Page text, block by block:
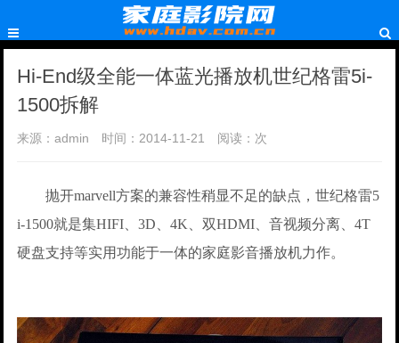
Hi-End级全能一体蓝光播放机世纪格雷5i-
1500拆解
来源：admin 时间：2014-11-21 阅读： 次
抛开marvell方案的兼容性稍显不足的缺点，世纪格雷5
i-1500就是集HIFI、3D、4K、双HDMI、音视频分离、4T
硬盘支持等实用功能于一体的家庭影音播放机力作。